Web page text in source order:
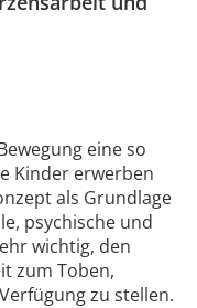
eine so
Kinder erwerben
als Grundlage
psychische und
wichtig, den
zum Toben,
zu stellen.